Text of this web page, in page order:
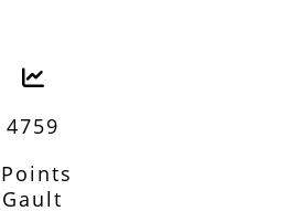
4759
Points
Gault